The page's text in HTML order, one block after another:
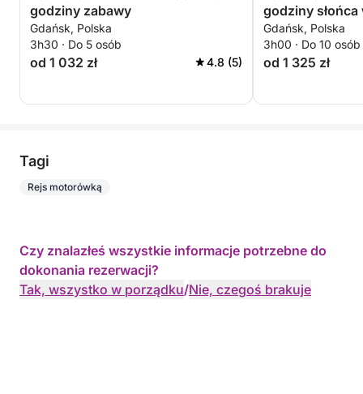
godziny zabawy
Gdańsk, Polska
3h30 · Do 5 osób
od 1 032 zł 4.8 (5)
godziny
Gdańska na
Gdańsk, Polska
3h00 · Do 10 osób
od 1 325 zł
Tagi
Rejs motorówką
Czy znalazłeś wszystkie informacje potrzebne do
dokonania rezerwacji?
Tak, wszystko w porządku/Nie, czegoś brakuje